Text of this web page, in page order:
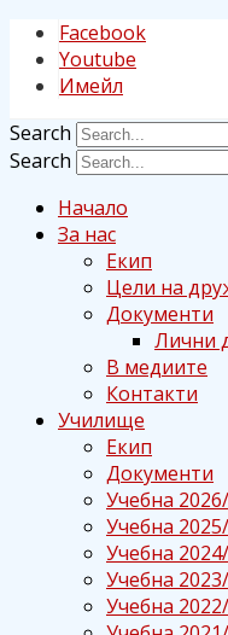
Facebook
Youtube
Имейл
Search
Search
Начало
За нас
Екип
Цели на
Документи
Лични
В медиите
Контакти
Училище
Екип
Документи
Учебна
Учебна
Учебна
Учебна
Учебна